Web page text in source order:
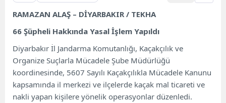
RAMAZAN ALAŞ – DİYARBAKIR / TEKHA
66 Şüpheli Hakkında Yasal İşlem Yapıldı
Diyarbakır İl Jandarma Komutanlığı, Kaçakçılık ve
Organize Suçlarla Mücadele Şube Müdürlüğü
koordinesinde, 5607 Sayılı Kaçakçılıkla Mücadele Kanunu
kapsamında il merkezi ve ilçelerde kaçak mal ticareti ve
nakli yapan kişilere yönelik operasyonlar düzenledi.